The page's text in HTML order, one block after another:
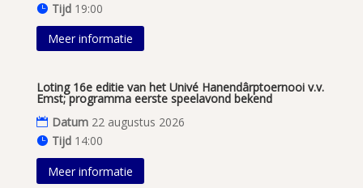
Tijd 19:00
Meer informatie
Loting 16e editie van het Univé Hanendârptoernooi v.v.
Emst; programma eerste speelavond bekend
Datum 22 augustus 2026
Tijd 14:00
Meer informatie